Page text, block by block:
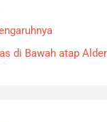
di Bawah atap